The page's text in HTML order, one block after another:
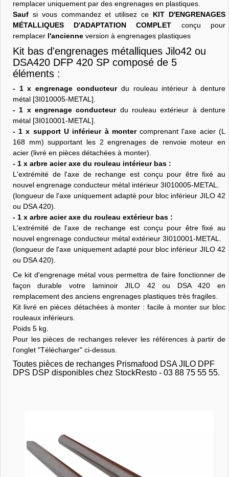
remplacer uniquement par des engrenages en plastiques.
Saufsi vous commandez et utilisez ce KIT D'ENGRENAGES
MÉTALLIQUES D'ADAPTATION COMPLET conçu pour
remplacer l'ancienneversion à engrenages plastiques
Kit bas d'engrenages métalliques Jilo42 ou
DSA420 DFP 420 SP composé de 5
éléments :
- 1 x engrenage conducteurdu rouleau intérieur à denture
métal [3I010005-METAL].
- 1 x engrenage conducteurdu rouleau extérieur à denture
métal [3I010001-METAL].
- 1 x support U inférieur à montercomprenant l'axe acier (L
168 mm) supportant les 2 engrenages de renvoie moteur en
acier (livré en pièces détachées à monter).
- 1 x arbre acier axe du rouleau intérieur bas :
L'extrémité de l'axe de rechange est conçu pour être fixé au
nouvel engrenage conducteur métal intérieur 3I010005-METAL.
(longueur de l'axe uniquement adapté pour bloc inférieur JILO 42
ou DSA 420).
- 1 x arbre acier axe du rouleau extérieur bas :
L'extrémité de l'axe de rechange est conçu pour être fixé au
nouvel engrenage conducteur métal extérieur 3I010001-METAL.
(longueur de l'axe uniquement adapté pour bloc inférieur JILO 42
ou DSA 420).
Ce kit d'engrenage métal vous permettra de faire fonctionner de
façon durable votre laminoir JILO 42 ou DSA 420 en
remplacement des anciens engrenages plastiques très fragiles.
Kit livré en pièces détachées à monter : facile à monter sur bloc
rouleaux inférieurs.
Poids 5 kg.
Pour les pièces de rechanges relever les références à partir de
l'onglet "Télécharger" ci-dessus.
Toutes pièces de rechanges Prismafood DSA JILO DPF
DPS DSP disponibles chez StockResto - 03 88 75 55 55.